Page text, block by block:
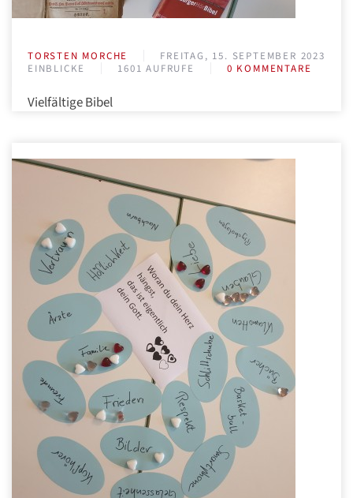
TORSTEN MORCHE
FREITAG, 15. SEPTEMBER 2023
EINBLICKE
1601 AUFRUFE 0 KOMMENTARE
Vielfältige Bibel